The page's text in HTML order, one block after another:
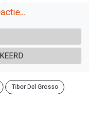
Tibor Del Grosso